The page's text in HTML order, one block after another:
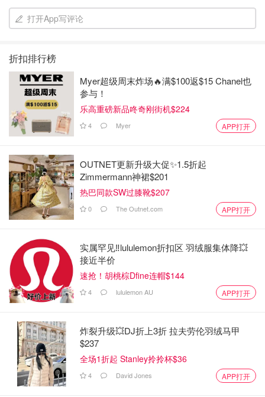
打开App写评论
折扣排行榜
Myer超级周末炸场🔥满$100返$15 Chanel也
参与！
乐高重磅新品咚奇刚街机$224
4 Myer APP打开
OUTNET更新升级大促✨1.5折起
Zimmermann神裙$201
热巴同款SW过膝靴$207
0 The Outnet.com APP打开
实属罕见‼️lululemon折扣区 羽绒服集体降💥
接近半价
速抢！胡桃棕Dfine连帽$144
4 lululemon AU APP打开
炸裂升级💥DJ折上3折 拉夫劳伦羽绒马甲
$237
全场1折起 Stanley拎拎杯$36
4 David Jones APP打开